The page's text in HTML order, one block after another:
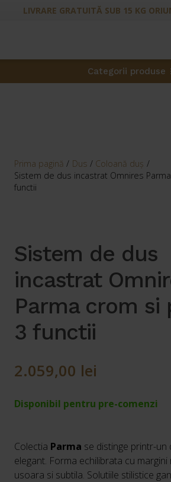
LIVRARE GRATUITĂ SUB 15 KG
Categorii produse
Prima pagină / Dus / Coloană duş /
Sistem de dus incastrat Omnires
functii
Sistem de dus
incastrat
Parma crom si
3 functii
2.059,00 lei
Disponibil pentru pre-comenzi
Colectia Parma se distinge printr-un
elegant. Forma echilibrata cu
usoara si subtila. Solutiile stilistice